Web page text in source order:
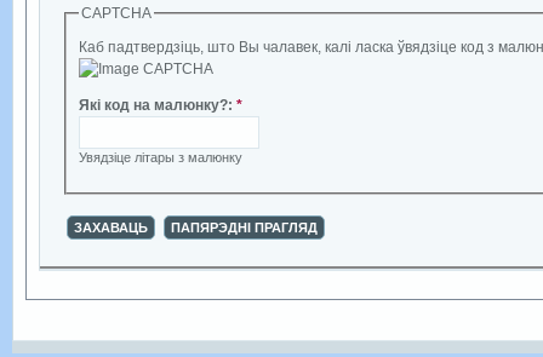
CAPTCHA
Каб падтвердзіць, што Вы чалавек, калі ласка ўвядзіце код з
Які код на малюнку?: *
Увядзіце літары з малюнку